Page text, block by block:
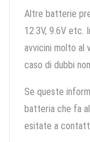
Altre batterie
12.3V, 9.6V etc.
avvicini molto al
caso di dubbi
Se queste
batteria che fa
esitate a